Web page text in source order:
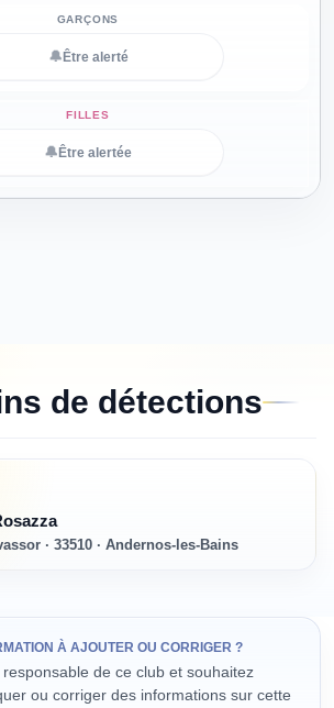
de détections
· 33510 · Andernos-les-Bains
🔔 Être alerté
🔔 Être alertée
À AJOUTER OU CORRIGER ?
responsable de ce club et souhaitez
ou corriger des informations sur cette